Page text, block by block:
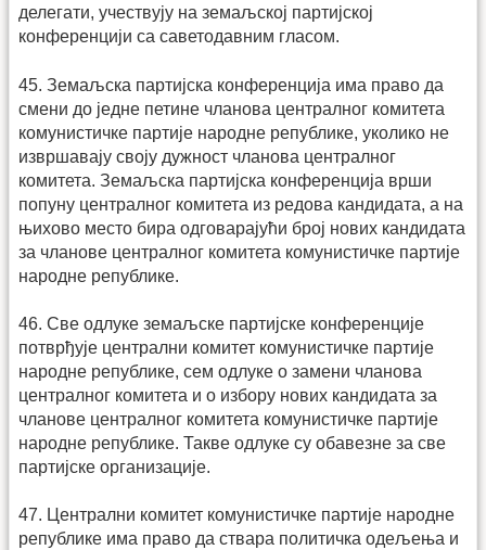
делегати, учествују на земаљској партијској
конференцији са саветодавним гласом.
45. Земаљска партијска конференција има право да
смени до једне петине чланова централног комитета
комунистичке партије народне републике, уколико не
извршавају своју дужност чланова централног
комитета. Земаљска партијска конференција врши
попуну централног комитета из редова кандидата, а на
њихово место бира одговарајући број нових кандидата
за чланове централног комитета комунистичке партије
народне републике.
46. Све одлуке земаљске партијске конференције
потврђује централни комитет комунистичке партије
народне републике, сем одлуке о замени чланова
централног комитета и о избору нових кандидата за
чланове централног комитета комунистичке партије
народне републике. Такве одлуке су обавезне за све
партијске организације.
47. Централни комитет комунистичке партије народне
републике има право да ствара политичка одељења и